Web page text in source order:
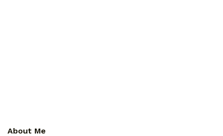
About Me